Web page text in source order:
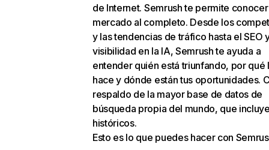
de Internet. Semrush te permite
mercado al completo. Desde los
y las tendencias de tráfico hasta el SEO
visibilidad en la IA, Semrush te ayuda a
entender quién está triunfando, por qué
hace y dónde están tus oportunidades.
respaldo de la mayor base de datos de
búsqueda propia del mundo, que
históricos.
Esto es lo que puedes hacer con